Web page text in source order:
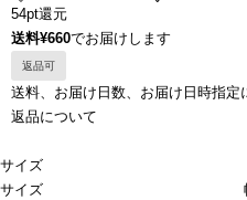
54pt還元
送料¥660でお届けします
返品可
送料、お届け日数、お届け日時指定
返品について
サイズ
サイズ